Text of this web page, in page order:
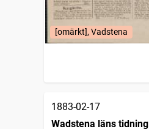
[omärkt], Vadstena
1883-02-17
Wadstena läns tidning